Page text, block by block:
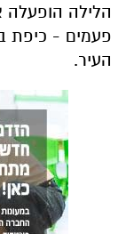
הלילה
פעמים - כיפת
העיר.